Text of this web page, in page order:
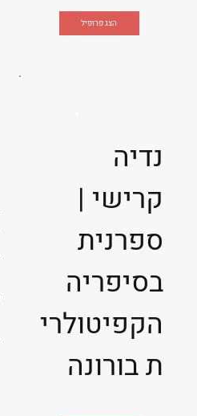
הצג פרופיל
נדיה
קרישי |
ספרנית
בסיפריה
הקפיטולרי
ת בורונה